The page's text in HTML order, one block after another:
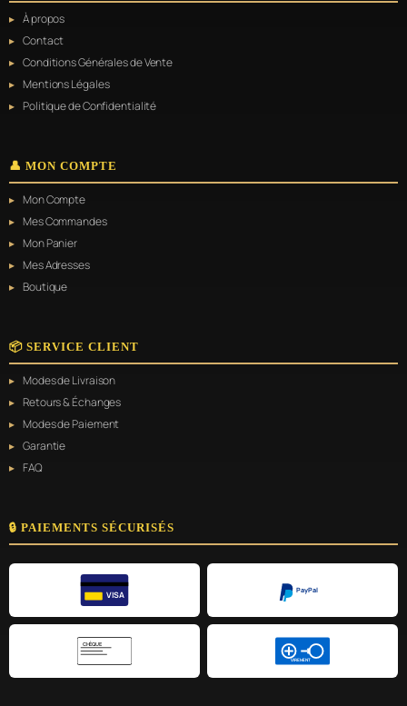
À propos
Contact
Conditions Générales de Vente
Mentions Légales
Politique de Confidentialité
👤 MON COMPTE
Mon Compte
Mes Commandes
Mon Panier
Mes Adresses
Boutique
📦 SERVICE CLIENT
Modes de Livraison
Retours & Échanges
Modes de Paiement
Garantie
FAQ
🔒 PAIEMENTS SÉCURISÉS
VISA
PayPal
CHÈQUE
VIREMENT